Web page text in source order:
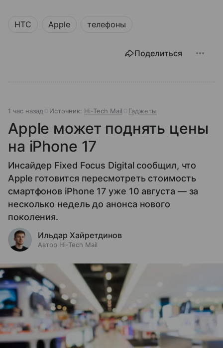
HTC Apple телефоны
Поделиться
1 час назад Источник: Hi-Tech Mail Гаджеты
Apple может поднять цены
на iPhone 17
Инсайдер Fixed Focus Digital сообщил, что
Apple готовится пересмотреть стоимость
смартфонов iPhone 17 уже 10 августа — за
несколько недель до анонса нового
поколения.
Ильдар Хайретдинов
Автор Hi-Tech Mail